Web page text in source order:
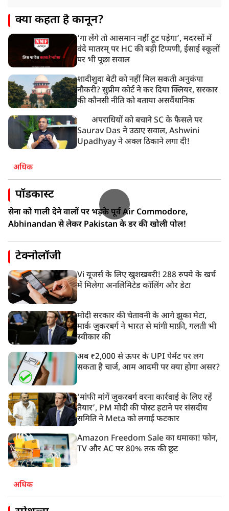
क्या कहता है कानून?
‘गा लेंगे तो आसमान नहीं टूट पड़ेगा’, मदरसों में
वंदे मातरम् पर HC की बड़ी टिप्पणी, ईसाई स्कूलों
पर भी पूछा सवाल
शादीशुदा बेटी को नहीं मिल सकती अनुकंपा
नौकरी? सुप्रीम कोर्ट ने कर दिया क्लियर, सरकार
की कौनसी नीति को बताया असवैंधानिक
अपराधियों को बचाने SC के फैसले पर
Saurav Das ने उठाए सवाल, Ashwini
Upadhyay ने अक्ल ठिकाने लगा दी!
अधिक
पॉडकास्ट
सेना को गाली देने वालों पर भड़के पूर्व Air Commodore,
Abhinandan से लेकर Pakistan के डर की खोली पोल!
टेक्नोलॉजी
Vi यूजर्स के लिए खुशखबरी! 288 रुपये के खर्च
में मिलेगा अनलिमिटेड कॉलिंग और डेटा
मोदी सरकार की चेतावनी के आगे झुका मेटा,
मार्क ज़ुकरबर्ग ने भारत से मांगी माफ़ी, गलती भी
स्वीकार की
अब ₹2,000 से ऊपर के UPI पेमेंट पर लग
सकता है चार्ज, आम आदमी पर क्या होगा असर?
‘मांफी मांगें जुकरबर्ग वरना कार्रवाई के लिए रहें
तैयार’, PM मोदी की पोस्ट हटाने पर संसदीय
समिति ने Meta को लगाई फटकार
Amazon Freedom Sale का धमाका! फोन,
TV और AC पर 80% तक की छूट
अधिक